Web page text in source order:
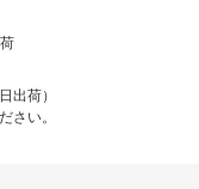
出荷）
さい。